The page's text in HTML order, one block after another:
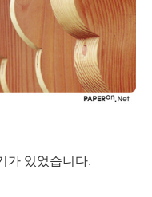
가 있었습니다.